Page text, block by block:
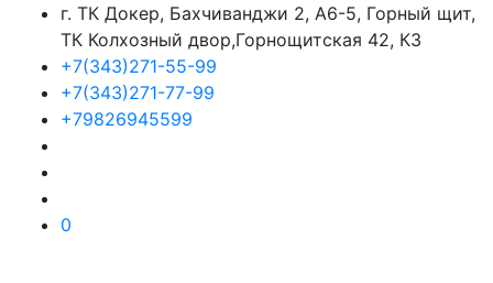
г. ТК Докер, Бахчиванджи 2, А6-5, Горный щит,
ТК Колхозный двор,Горнощитская 42, К3
+7(343)271-55-99
+7(343)271-77-99
+79826945599
0